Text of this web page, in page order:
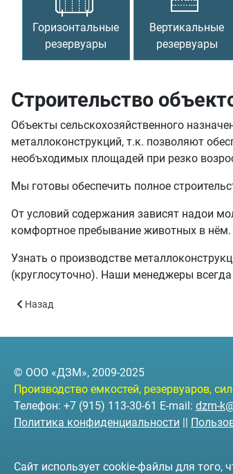
Горизонтальные
резервуары
Вертикальные
резервуары
Строительство
Объекты сельскохозяйственного
металлоконструкций, т.к. позволяют
необъходимых площадей при резко
Мы готовы обеспечить полное
От условий содержания зависят надои
комфортное пребывание животных в нём.
Узнать о производстве
(круглосуточно). Наши менеджеры
Предыдущий: Строительство цехов и
Назад
© ООО «ДЗМ», 2009-2025
Производство емкостей, резервуаров,
Телефон: +7 (915) 113-30-61 E-mail: dzm-
Политика конфиденциальности ||
Сайт использует cookie-файлы для